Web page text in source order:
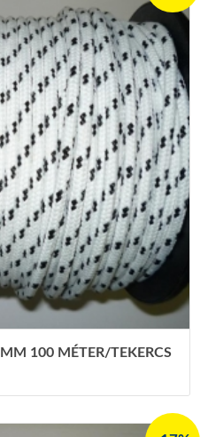
100 MÉTER/TEKERCS